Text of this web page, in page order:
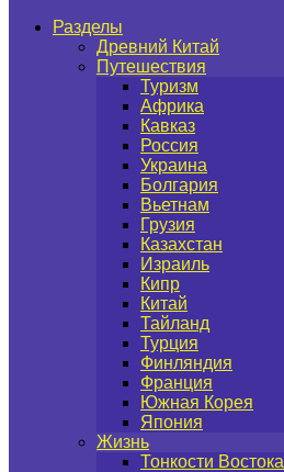
Разделы
Древний Китай
Путешествия
Туризм
Африка
Кавказ
Россия
Украина
Болгария
Вьетнам
Грузия
Казахстан
Израиль
Кипр
Китай
Тайланд
Турция
Финляндия
Франция
Южная Корея
Япония
Жизнь
Тонкости Востока